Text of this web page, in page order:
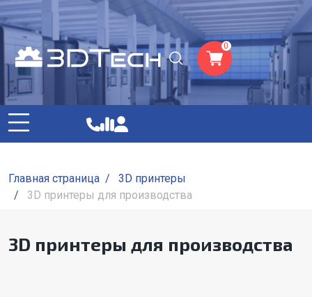
0
Главная страница /
3D принтеры
/
3D принтеры для производства
3D принтеры для производства